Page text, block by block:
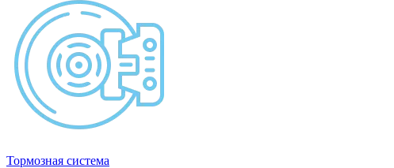
Тормозная система